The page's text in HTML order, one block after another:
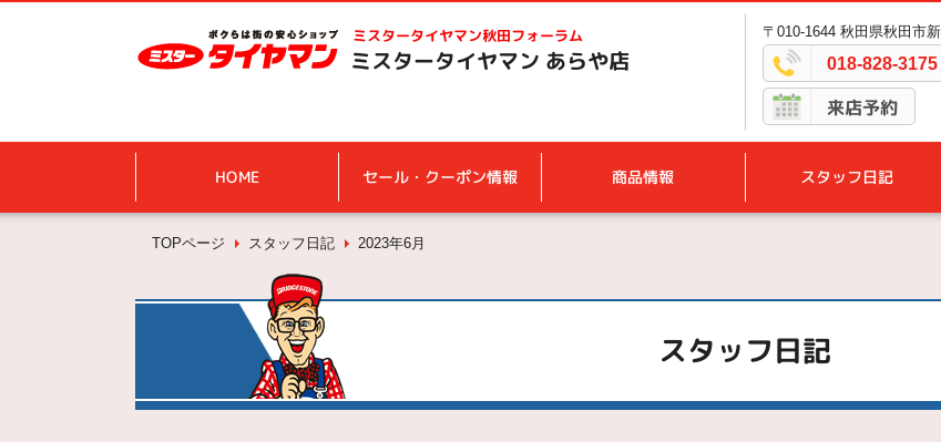
ミスタータイヤマン秋田フォーラム
ミスタータイヤマン あらや店
〒010-1644 秋田県秋田市
018-828-3175
来店予約
HOME セール・クーポン情報 商品情報 スタッフ日記
TOPページ スタッフ日記 2023年6月
スタッフ日記